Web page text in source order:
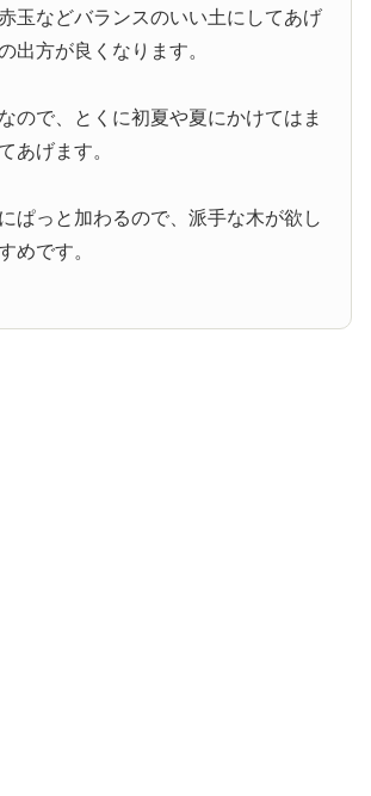
玉などバランスのいい土にしてあげ
出方が良くなります。
ので、とくに初夏や夏にかけてはま
あげます。
ぱっと加わるので、派手な木が欲し
めです。